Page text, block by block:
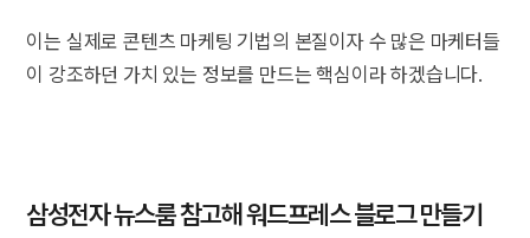
이는 실제로 콘텐츠 마케팅 기법의 본질이자 수 많은 마케터들
이 강조하던 가치 있는 정보를 만드는 핵심이라 하겠습니다.
삼성전자 뉴스룸 참고해 워드프레스 블로그 만들기